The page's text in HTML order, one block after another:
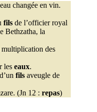
changée en vin.
fils de l’officier royal
Bethzatha, la
des
les eaux.
d’un fils aveugle de
(Jn 12 : repas)